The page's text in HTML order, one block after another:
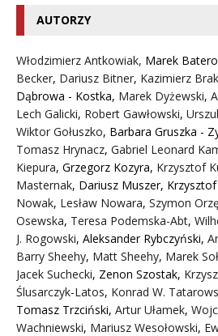
AUTORZY
Włodzimierz Antkowiak, Marek
Becker, Dariusz Bitner, Kazimierz
Dąbrowa - Kostka, Marek Dyżewski,
Lech Galicki, Robert Gawłowski,
Wiktor Gołuszko, Barbara Gruszka -
Tomasz Hrynacz, Gabriel Leonard
Kiepura, Grzegorz Kozyra, Krzysztof
Masternak, Dariusz Muszer,
Nowak, Lesław Nowara, Szymon
Osewska, Teresa Podemska-Abt,
J. Rogowski, Aleksander Rybczyński,
Barry Sheehy, Matt Sheehy, Marek
Jacek Suchecki, Zenon Szostak,
Ślusarczyk-Latos, Konrad W.
Tomasz Trzciński, Artur Ułamek,
Wachniewski, Mariusz Wesołowski,